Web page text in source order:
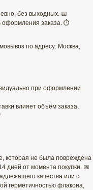
без выходных. 📅
оформления заказа. ⏱️
по адресу: Москва,
при оформлении
влияет объём заказа,
которая не была повреждена
дней от момента покупки. 📅
качества или с
герметичностью флакона,